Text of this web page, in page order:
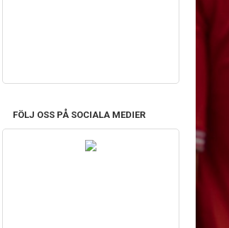
FÖLJ OSS PÅ SOCIALA MEDIER